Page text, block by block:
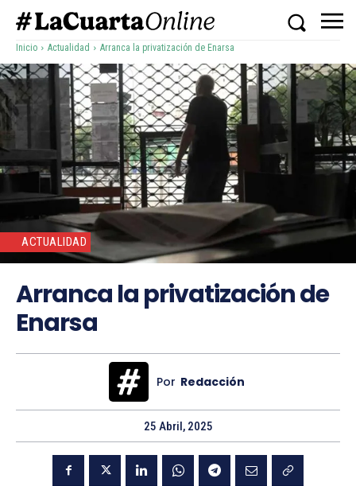
Inicio Actualidad Arranca la privatización de Enarsa
ACTUALIDAD
Arranca la privatización de
Enarsa
Por Redacción
25 Abril, 2025